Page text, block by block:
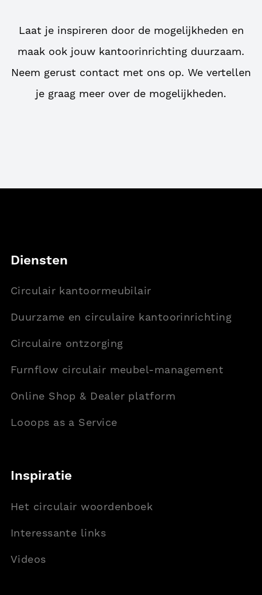
Laat je inspireren door de mogelijkheden en
maak ook jouw kantoorinrichting duurzaam.
Neem gerust contact met ons op. We vertellen
je graag meer over de mogelijkheden.
Diensten
Circulair kantoormeubilair
Duurzame en circulaire kantoorinrichting
Circulaire ontzorging
Furnflow circulair meubel-management
Online Shop & Dealer platform
Looops as a Service
Inspiratie
Het circulair woordenboek
Interessante links
Videos